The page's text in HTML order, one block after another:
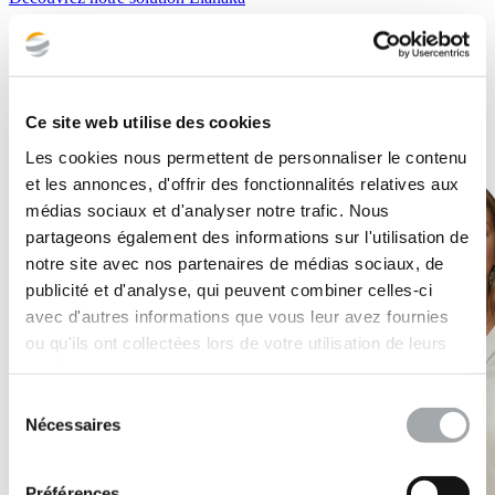
Ce site web utilise des cookies
Les cookies nous permettent de personnaliser le contenu
et les annonces, d'offrir des fonctionnalités relatives aux
médias sociaux et d'analyser notre trafic. Nous
partageons également des informations sur l'utilisation de
notre site avec nos partenaires de médias sociaux, de
publicité et d'analyse, qui peuvent combiner celles-ci
avec d'autres informations que vous leur avez fournies
ou qu'ils ont collectées lors de votre utilisation de leurs
Nécessaires